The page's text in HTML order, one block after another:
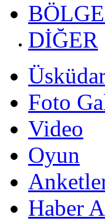
DİĞER
Foto
Video
Oyun
Haber